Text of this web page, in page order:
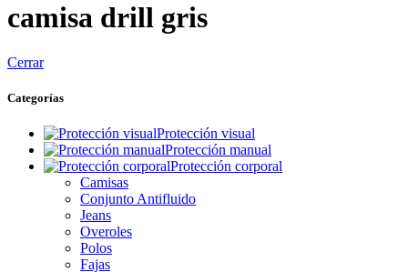
camisa drill gris
Cerrar
Categorías
Protección visual
Protección manual
Protección corporal
Camisas
Conjunto Antifluido
Jeans
Overoles
Polos
Fajas